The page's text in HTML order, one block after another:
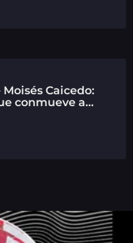
Caicedo:
conmueve a...